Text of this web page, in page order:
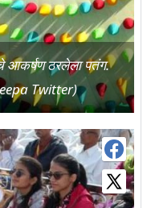
आकर्षण ठरलेला पतंग.
Twitter)